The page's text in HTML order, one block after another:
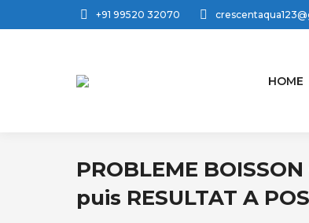
+91 99520 32070
HOME
PROBLEME
puis RESULTAT A